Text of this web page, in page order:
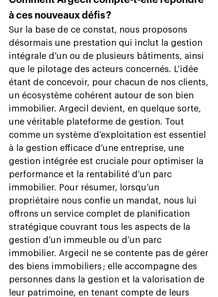
à ces nouveaux défis ?
Sur la base de ce constat, nous proposons
désormais une prestation qui inclut la gestion
intégrale d’un ou de plusieurs bâtiments, ainsi
que le pilotage des acteurs concernés. L’idée
étant de concevoir, pour chacun de nos clients,
un écosystème cohérent autour de son bien
immobilier. Argecil devient, en quelque sorte,
une véritable plateforme de gestion. Tout
comme un système d’exploitation est essentiel
à la gestion efficace d’une entreprise, une
gestion intégrée est cruciale pour optimiser la
performance et la rentabilité d’un parc
immobilier. Pour résumer, lorsqu’un
propriétaire nous confie un mandat, nous lui
offrons un service complet de planification
stratégique couvrant tous les aspects de la
gestion d’un immeuble ou d’un parc
immobilier. Argecil ne se contente pas de gérer
des biens immobiliers ; elle accompagne des
personnes dans la gestion et la valorisation de
leur patrimoine, en tenant compte de leurs